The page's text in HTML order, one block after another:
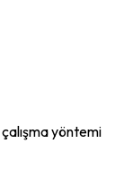
yöntemi